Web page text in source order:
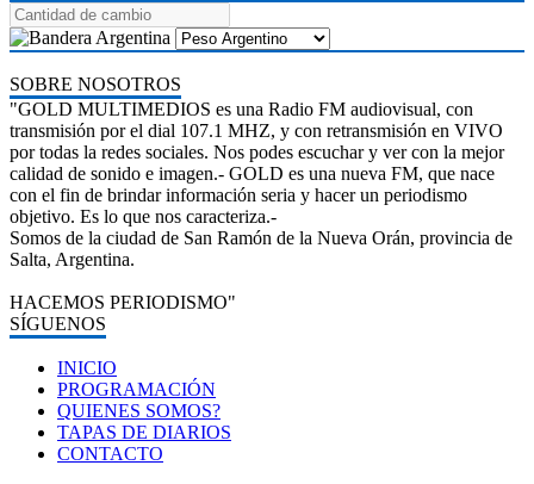
SOBRE NOSOTROS
"GOLD MULTIMEDIOS es una Radio FM audiovisual, con
transmisión por el dial 107.1 MHZ, y con retransmisión en VIVO
por todas la redes sociales. Nos podes escuchar y ver con la mejor
calidad de sonido e imagen.- GOLD es una nueva FM, que nace
con el fin de brindar información seria y hacer un periodismo
objetivo. Es lo que nos caracteriza.-
Somos de la ciudad de San Ramón de la Nueva Orán, provincia de
Salta, Argentina.
HACEMOS PERIODISMO"
SÍGUENOS
INICIO
PROGRAMACIÓN
QUIENES SOMOS?
TAPAS DE DIARIOS
CONTACTO